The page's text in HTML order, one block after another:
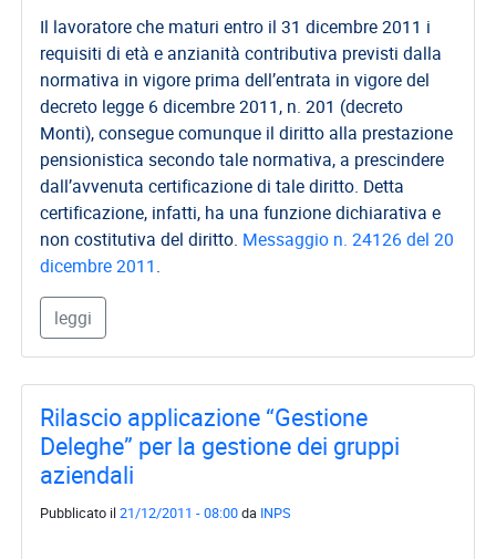
Il lavoratore che maturi entro il 31 dicembre 2011 i
requisiti di età e anzianità contributiva previsti dalla
normativa in vigore prima dell’entrata in vigore del
decreto legge 6 dicembre 2011, n. 201 (decreto
Monti), consegue comunque il diritto alla prestazione
pensionistica secondo tale normativa, a prescindere
dall’avvenuta certificazione di tale diritto. Detta
certificazione, infatti, ha una funzione dichiarativa e
non costitutiva del diritto. Messaggio n. 24126 del 20
dicembre 2011.
leggi
Rilascio applicazione “Gestione
Deleghe” per la gestione dei gruppi
aziendali
Pubblicato il21/12/2011 - 08:00da INPS